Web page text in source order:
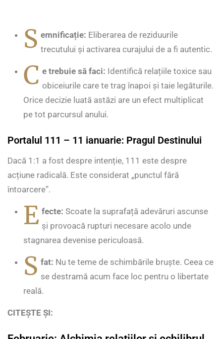
S emnificație: Eliberarea de reziduurile
trecutului și activarea curajului de a fi autentic.
C e trebuie să faci: Identifică relațiile toxice sau
obiceiurile care te trag înapoi și taie legăturile.
Orice decizie luată astăzi are un efect multiplicat
pe tot parcursul anului.
Portalul 111 – 11 ianuarie: Pragul Destinului
Dacă 1:1 a fost despre intenție, 111 este despre
acțiune radicală. Este considerat „punctul fără
întoarcere”.
E fecte: Scoate la suprafață adevăruri ascunse
și provoacă rupturi necesare acolo unde
stagnarea devenise periculoasă.
S fat: Nu te teme de schimbările bruște. Ceea ce
se destramă acum face loc pentru o libertate
reală.
CITEȘTE ȘI: